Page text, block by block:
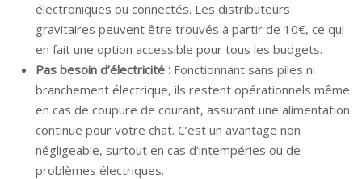
électroniques ou connectés. Les distributeurs
gravitaires peuvent être trouvés à partir de 10€, ce qui
en fait une option accessible pour tous les budgets.
Pas besoin d’électricité : Fonctionnant sans piles ni
branchement électrique, ils restent opérationnels même
en cas de coupure de courant, assurant une alimentation
continue pour votre chat. C’est un avantage non
négligeable, surtout en cas d’intempéries ou de
problèmes électriques.